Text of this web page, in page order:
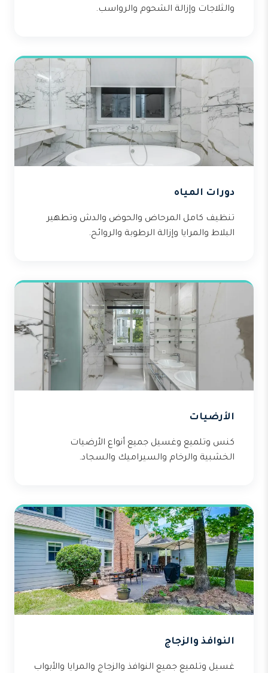
والثلاجات وإزالة الشحوم والرواسب.
دورات المياه
تنظيف كامل المرحاض والحوض والدش وتطهير
البلاط والمرايا وإزالة الرطوبة والروائح.
الأرضيات
كنس وتلميع وغسيل جميع أنواع الأرضيات
الخشبية والرخام والسيراميك والسجاد.
النوافذ والزجاج
غسيل وتلميع جميع النوافذ والزجاج والمرايا والأبواب